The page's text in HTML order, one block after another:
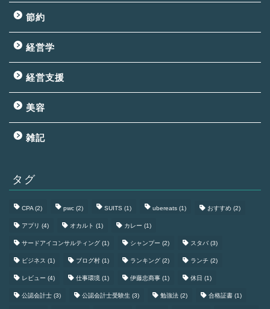
節約
経営学
経営支援
美容
雑記
タグ
CPA (2) pwc (2) SUITS (1) ubereats (1) おすすめ (2)
アプリ (4) オカルト (1) カレー (1)
サードアイコンサルティング (1) シャンプー (2) スタバ (3)
ビジネス (1) ブログ村 (1) ランキング (2) ランチ (2)
レビュー (4) 仕事環境 (1) 伊藤忠商事 (1) 休日 (1)
公認会計士 (3) 公認会計士受験生 (3) 勉強法 (2) 合格証書 (1)